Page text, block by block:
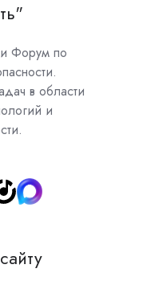
Форум по
в области
и